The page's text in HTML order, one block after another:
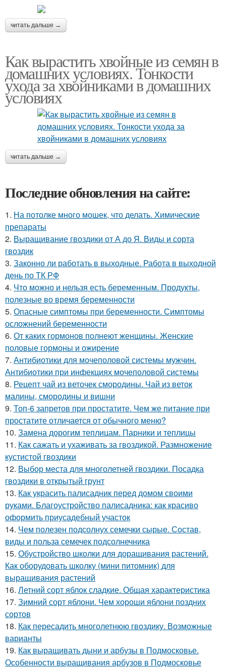
читать дальше →
Как вырастить хвойные из семян в
домашних условиях. Тонкости
ухода за хвойниками в домашних
условиях
читать дальше →
Последние обновления на сайте:
1. На потолке много мошек, что делать. Химические
препараты
2. Выращивание гвоздики от А до Я. Виды и сорта
гвоздик
3. Законно ли работать в выходные. Работа в выходной
день по ТК РФ
4. Что можно и нельзя есть беременным. Продукты,
полезные во время беременности
5. Опасные симптомы при беременности. Симптомы
осложнений беременности
6. От каких гормонов полнеют женщины. Женские
половые гормоны и ожирение
7. Антибиотики для мочеполовой системы мужчин.
Антибиотики при инфекциях мочеполовой системы
8. Рецепт чай из веточек смородины. Чай из веток
малины, смородины и вишни
9. Топ-6 запретов при простатите. Чем же питание при
простатите отличается от обычного меню?
10. Замена дорогим теплицам. Парники и теплицы
11. Как сажать и ухаживать за гвоздикой. Размножение
кустистой гвоздики
12. Выбор места для многолетней гвоздики. Посадка
гвоздики в открытый грунт
13. Как украсить палисадник перед домом своими
руками. Благоустройство палисадника: как красиво
оформить приусадебный участок
14. Чем полезен подсолнух семечки сырые. Состав,
виды и польза семечек подсолнечника
15. Обустройство школки для доращивания растений.
Как оборудовать школку (мини питомник) для
выращивания растений
16. Летний сорт яблок сладкие. Общая характеристика
17. Зимний сорт яблони. Чем хороши яблони поздних
сортов
18. Как пересадить многолетнюю гвоздику. Возможные
варианты
19. Как выращивать дыни и арбузы в Подмосковье.
Особенности выращивания арбузов в Подмосковье